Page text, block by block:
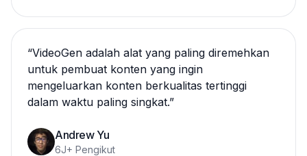
“VideoGen adalah alat yang paling diremehkan
untuk pembuat konten yang ingin
mengeluarkan konten berkualitas tertinggi
dalam waktu paling singkat.”
Andrew Yu
6J+ Pengikut